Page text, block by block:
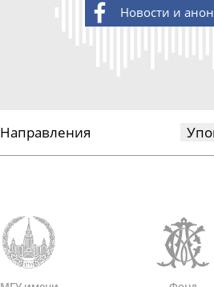
Новости и
Направления